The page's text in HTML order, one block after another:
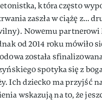
która często
zaszła w ciążę z...
Nowemu partnerowi
od 2014 roku mówiło
została
spotyka się z
Ich dziecko ma przyjść
wskazują na to, że